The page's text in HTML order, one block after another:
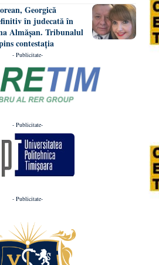
Georgică
în judecată în
Almășan. Tribunalul
contestația
- Publicitate-
- Publicitate-
- Publicitate-